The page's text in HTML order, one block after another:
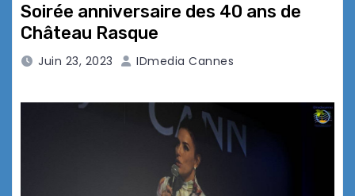
Soirée anniversaire des 40 ans de
Château Rasque
Juin 23, 2023 IDmedia Cannes